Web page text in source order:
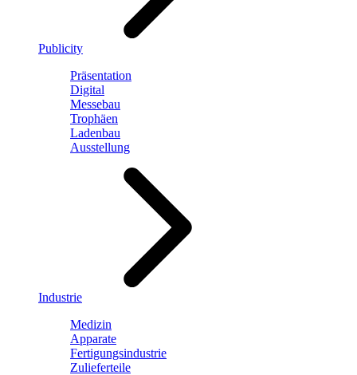
Publicity
Präsentation
Digital
Messebau
Trophäen
Ladenbau
Ausstellung
Industrie
Medizin
Apparate
Fertigungsindustrie
Zulieferteile